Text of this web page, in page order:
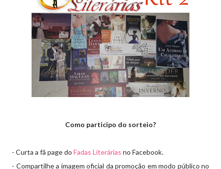
Como participo do sorteio?
- Curta a fã page do Fadas Literárias no Facebook.
- Compartilhe a imagem oficial da promoção em modo público no